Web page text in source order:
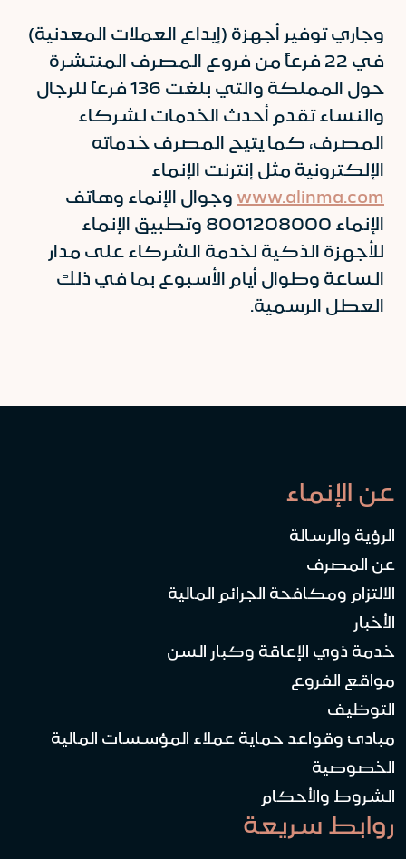
وجاري توفير أجهزة (إيداع العملات المعدنية)
في 22 فرعاً من فروع المصرف المنتشرة
حول المملكة والتي بلغت 136 فرعاً للرجال
والنساء تقدم أحدث الخدمات لشركاء
المصرف، كما يتيح المصرف خدماته
الإلكترونية مثل إنترنت الإنماء
www.alinma.com وجوال الإنماء وهاتف
الإنماء 8001208000 وتطبيق الإنماء
للأجهزة الذكية لخدمة الشركاء على مدار
الساعة وطوال أيام الأسبوع بما في ذلك
العطل الرسمية.
عن الإنماء
الرؤية والرسالة
عن المصرف
الالتزام ومكافحة الجرائم المالية
الأخبار
خدمة ذوي الإعاقة وكبار السن
مواقع الفروع
التوظيف
مبادئ وقواعد حماية عملاء المؤسسات المالية
الخصوصية
الشروط والأحكام
روابط سريعة